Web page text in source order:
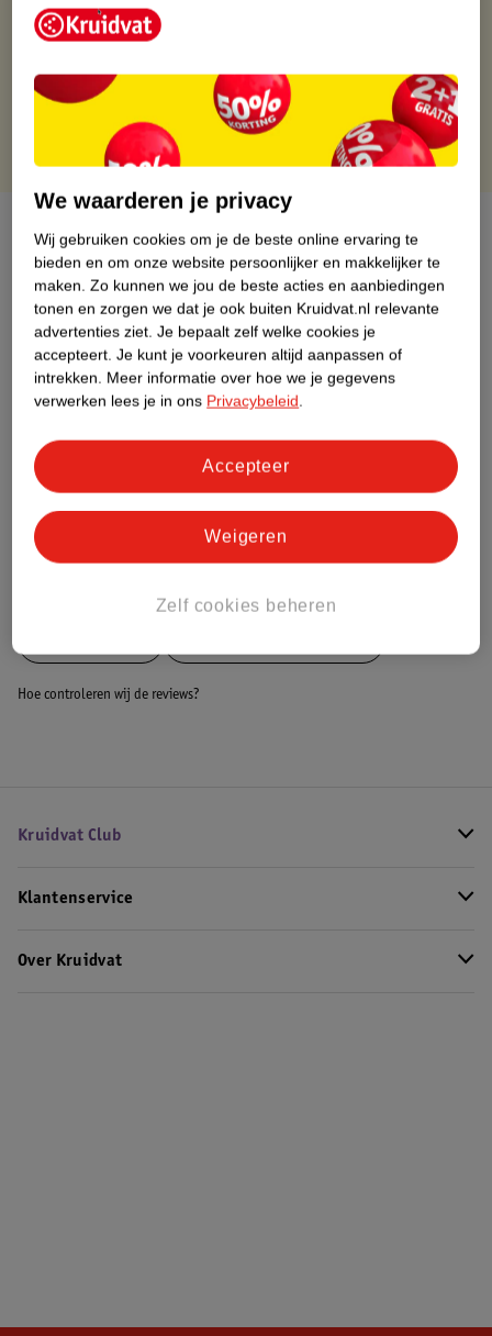
Gratis thuisbezorgd
Gratis punten met je Kruidvat kaart
Over dit product
Productinformatie
Nature Impact Score
Dit product heeft (nog) geen Nature
Impact Score.
Bestel & Bezorginformatie
Hoe controleren wij de reviews?
Kruidvat Club
Klantenservice
Over Kruidvat
We waarderen je privacy
Wij gebruiken cookies om je de beste online ervaring te
bieden en om onze website persoonlijker en makkelijker te
maken. Zo kunnen we jou de beste acties en aanbiedingen
tonen en zorgen we dat je ook buiten Kruidvat.nl relevante
advertenties ziet. Je bepaalt zelf welke cookies je
accepteert. Je kunt je voorkeuren altijd aanpassen of
intrekken. Meer informatie over hoe we je gegevens
verwerken lees je in ons Privacybeleid.
Zelf cookies beheren
Weigeren
Accepteer